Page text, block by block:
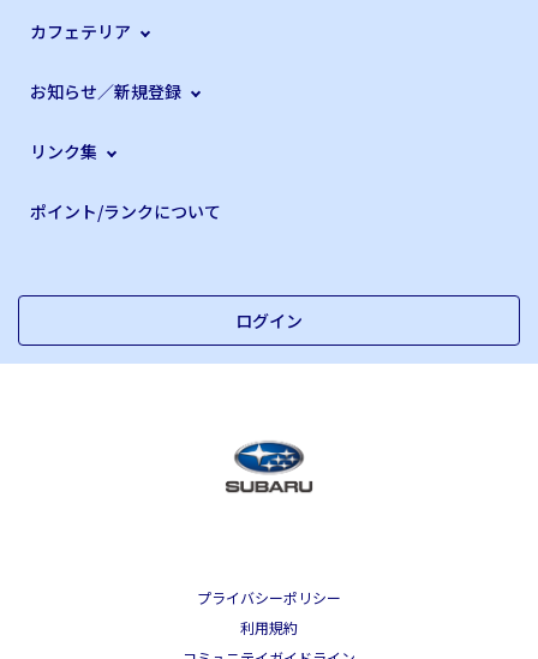
カフェテリア
お知らせ／新規登録
リンク集
ポイント/ランクについて
ログイン
プライバシーポリシー
利用規約